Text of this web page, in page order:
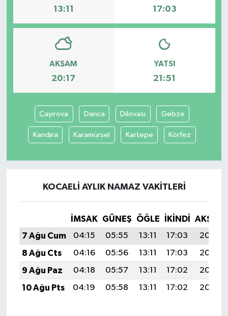
13:11 17:03
AKŞAM
20:17
YATSI
21:51
Çayırova Darıca Dilovası Gebze
Kandıra Karamürsel Kartepe Körfez
KOCAELI AYLIK NAMAZ VAKITLERI
İMSAK GÜNEŞ ÖĞLE İKINDI
AKŞAM
7 Ağu Cum
04:15 05:55 13:11 17:03
20:17
8 Ağu Cts
04:16 05:56 13:11 17:03
20:16
9 Ağu Paz
04:18 05:57 13:11 17:02
20:15
10 Ağu Pts
04:19 05:58 13:11 17:02 20:13